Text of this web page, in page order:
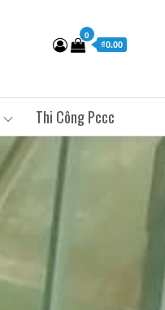
0
₫0.00
Thi Công Pccc